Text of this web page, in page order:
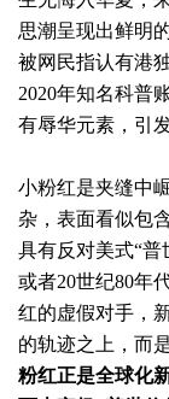
思潮呈现出鲜明
被网民指认有港
2020年知名科普
有辱华元素，引
小粉红是夹缝中
杂，表面看似包
具有反对美式“普
或者20世纪80年
红的虚假对手，
的轨迹之上，而
粉红正是全球化